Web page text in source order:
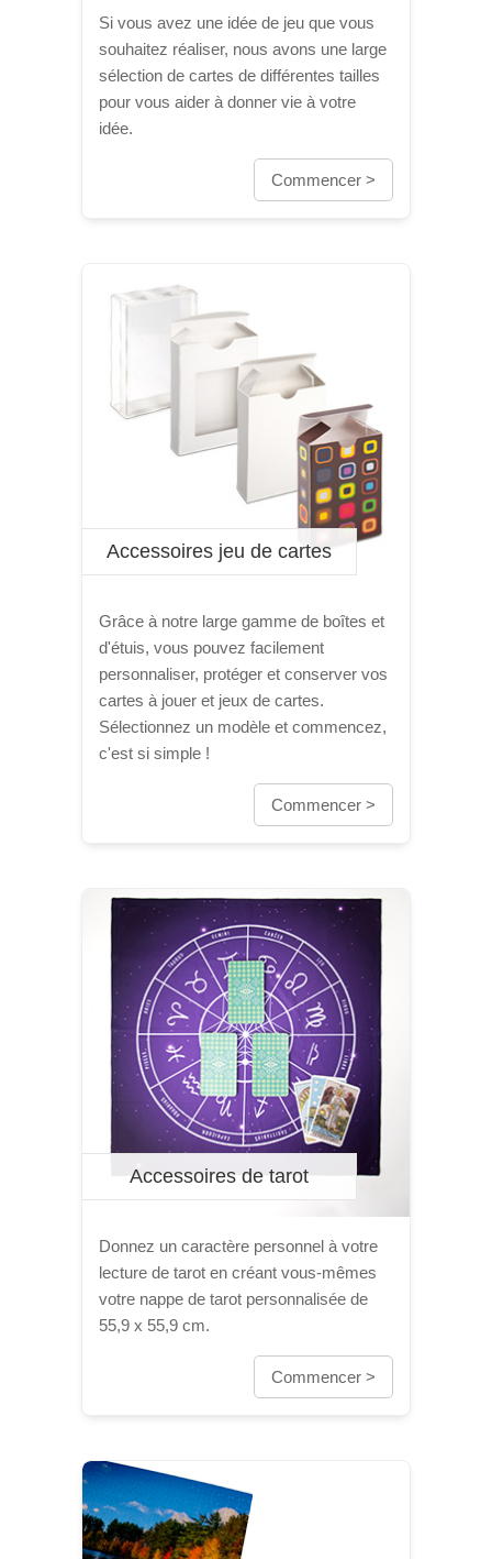
Si vous avez une idée de jeu que vous
souhaitez réaliser, nous avons une large
sélection de cartes de différentes tailles
pour vous aider à donner vie à votre
idée.
Commencer >
Accessoires jeu de cartes
Grâce à notre large gamme de boîtes et
d'étuis, vous pouvez facilement
personnaliser, protéger et conserver vos
cartes à jouer et jeux de cartes.
Sélectionnez un modèle et commencez,
c'est si simple !
Commencer >
Accessoires de tarot
Donnez un caractère personnel à votre
lecture de tarot en créant vous-mêmes
votre nappe de tarot personnalisée de
55,9 x 55,9 cm.
Commencer >